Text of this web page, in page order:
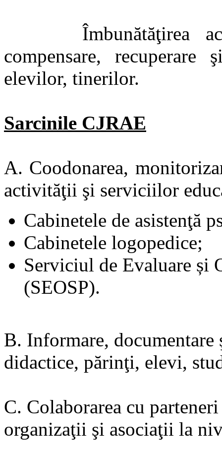
Îmbunătăţirea
compensare,
elevilor, tinerilor.
Sarcinile CJRAE
A. Coodonarea,
activităţii şi serviciilor
Cabinetele de asistenţă
Cabinetele logopedice;
Serviciul de Evaluare și
(SEOSP).
B. Informare,
didactice, părinţi, elevi,
C. Colaborarea cu
organizaţii şi asociaţii la